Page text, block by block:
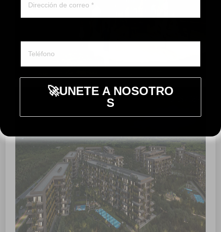
🚀UNETE A NOSOTRO
S